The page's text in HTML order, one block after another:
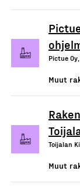
Pictue
Muut
Toijalan
Muut